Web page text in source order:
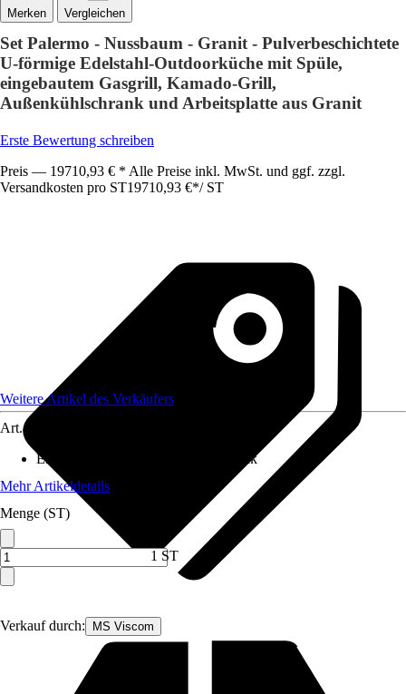
Vergleichen
Set Palermo - Nussbaum - Granit - Pulverbeschichtete
U-förmige Edelstahl-Outdoorküche mit Spüle,
eingebautem Gasgrill, Kamado-Grill,
Außenkühlschrank und Arbeitsplatte aus Granit
Erste Bewertung schreiben
Preis — 19710,93 € * Alle Preise inkl. MwSt. und ggf. zzgl.
Versandkosten pro ST19710,93 €*/ ST
Verkauf durch: MS Viscom
Weitere Artikel des Verkäufers
Art.-Nr.
Enthaltene Elektrogeräte
Kühlschrank
Mehr Artikeldetails
Menge (ST)
1 ST